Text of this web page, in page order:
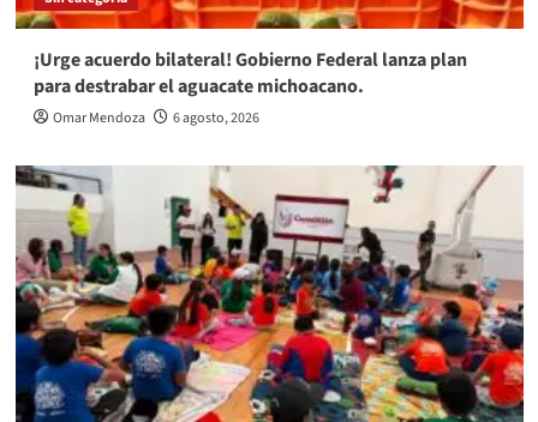
¡Urge acuerdo bilateral! Gobierno Federal lanza plan
para destrabar el aguacate michoacano.
Omar Mendoza 6 agosto, 2026